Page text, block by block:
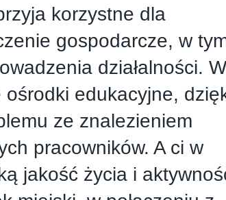
korzystne dla
gospodarcze, w
działalności. W
edukacyjne,
ze znalezieniem
pracowników. A ci w
jakość życia i